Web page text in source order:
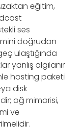
eğitim,
ses
doğrudan
ulaştığında
yanlış algılanır
hosting paketi
disk
ağ mimarisi,
ve